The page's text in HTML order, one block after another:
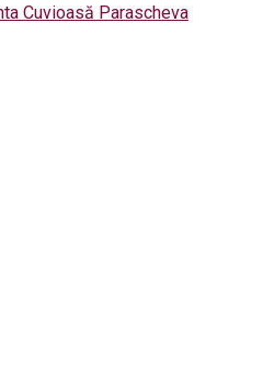
Cuvioasă Parascheva